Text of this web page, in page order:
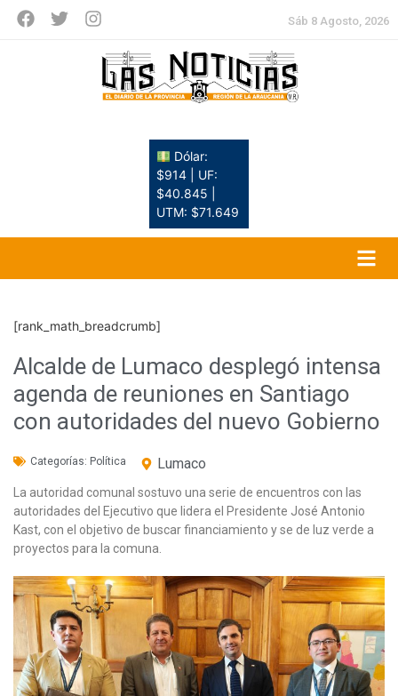
Sáb 8 Agosto, 2026
Dólar:
$914 | UF:
$40.845 |
UTM: $71.649
[rank_math_breadcrumb]
Alcalde de Lumaco desplegó intensa
agenda de reuniones en Santiago
con autoridades del nuevo Gobierno
Categorías: Política Lumaco
La autoridad comunal sostuvo una serie de encuentros con las
autoridades del Ejecutivo que lidera el Presidente José Antonio
Kast, con el objetivo de buscar financiamiento y se de luz verde a
proyectos para la comuna.